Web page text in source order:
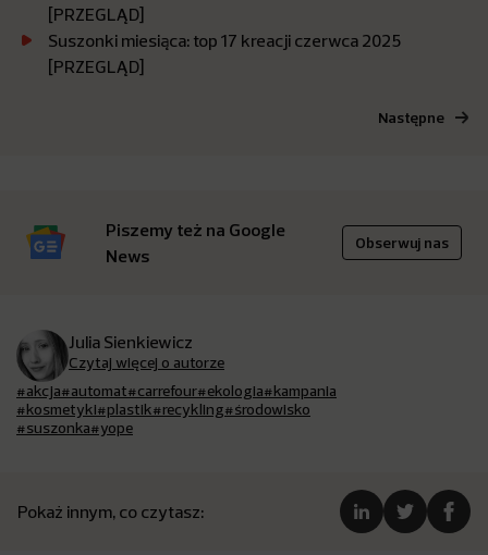
[PRZEGLĄD]
Suszonki miesiąca: top 17 kreacji czerwca 2025
[PRZEGLĄD]
Następne
Piszemy też na Google
News
Obserwuj nas
Julia Sienkiewicz
Czytaj więcej o autorze
#akcja#automat#carrefour#ekologia#kampania
#kosmetyki#plastik#recykling#środowisko
#suszonka#yope
Pokaż innym, co czytasz: